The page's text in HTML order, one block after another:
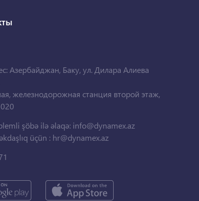
Азербайджан, Баку, ул. Дилара Алиева
железнодорожная станция второй этаж,
şöbə ilə əlaqə: info@dynamex.az
üçün : hr@dynamex.az